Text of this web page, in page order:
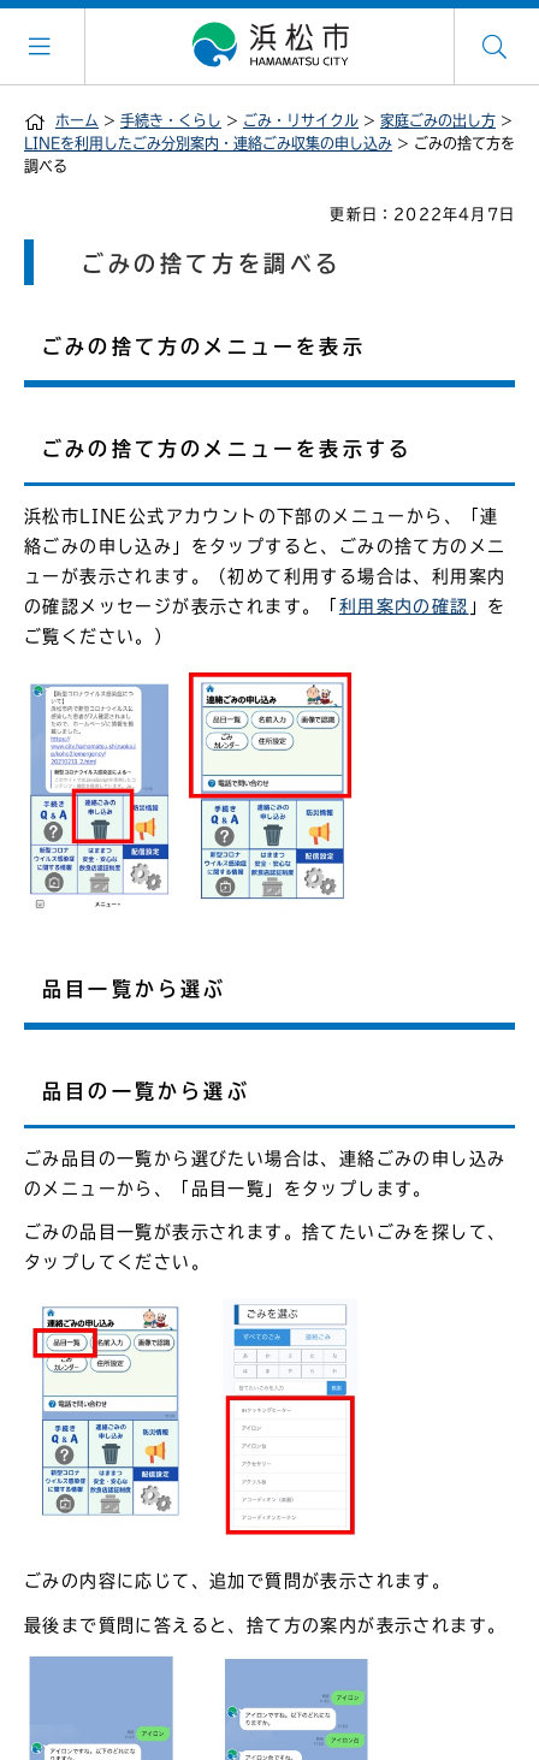
ホーム > 手続き・くらし > ごみ・リサイクル > 家庭ごみの出し方 >
LINEを利用したごみ分別案内・連絡ごみ収集の申し込み > ごみの捨て方を
調べる
更新日：2022年4月7日
ごみの捨て方を調べる
ごみの捨て方のメニューを表示
ごみの捨て方のメニューを表示する
浜松市LINE公式アカウントの下部のメニューから、「連
絡ごみの申し込み」をタップすると、ごみの捨て方のメニ
ューが表示されます。（初めて利用する場合は、利用案内
の確認メッセージが表示されます。「 利用案内の確認 」を
ご覧ください。）
品目一覧から選ぶ
品目の一覧から選ぶ
ごみ品目の一覧から選びたい場合は、連絡ごみの申し込み
のメニューから、「品目一覧」をタップします。
ごみの品目一覧が表示されます。捨てたいごみを探して、
タップしてください。
ごみの内容に応じて、追加で質問が表示されます。
最後まで質問に答えると、捨て方の案内が表示されます。